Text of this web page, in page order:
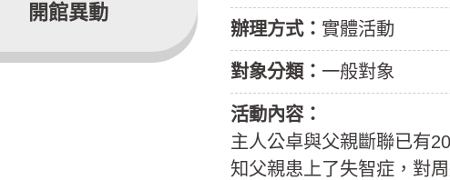
開館異動
辦理方式： 實體活動
對象分類： 一般對象
活動內容：
主人公卓與父親斷聯已有
知父親患上了失智症，對